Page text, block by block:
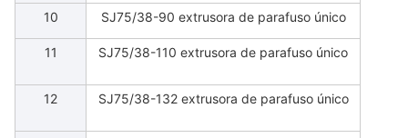
10 SJ75/38-90 extrusora de parafuso único
11 SJ75/38-110 extrusora de parafuso único
12 SJ75/38-132 extrusora de parafuso único